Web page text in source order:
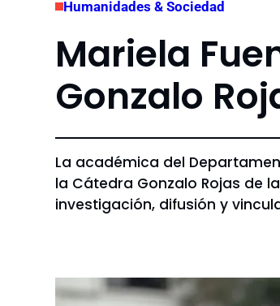
Humanidades & Sociedad
Mariela
Gonzalo
La académica del
la Cátedra Gonzalo Rojas de
investigación, difusión y